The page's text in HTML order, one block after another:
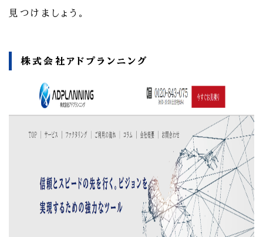
見つけましょう。
株式会社アドプランニング